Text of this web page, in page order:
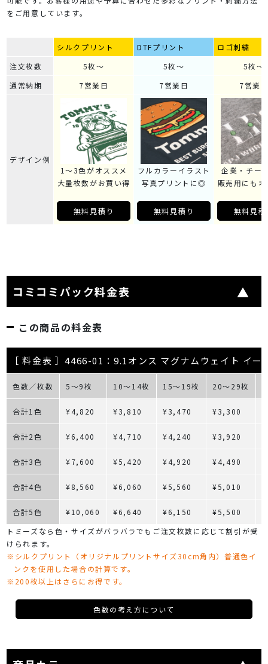
をご用意しています。
シルクプリント DTFプリント
ロゴ刺繍
注文枚数
5枚～ 5枚～
5枚～
通常納期
7営業日 7営業日 7営業
デザイン例
1～3色がオススメ
大量枚数がお買い得
無料見積り
フルカラーイラスト
写真プリントに◎
無料見積り
企業・チー
販売用にも
無料見積
コミコミパック料金表
この商品の料金表
［ 料金表 ］4466-01：9.1オンス マグナムウェイト イー
色数／枚数 5～9枚 10～14枚 15～19枚 20～29枚
合計1色 ¥4,820 ¥3,810 ¥3,470 ¥3,300
合計2色 ¥6,400 ¥4,710 ¥4,240 ¥3,920
合計3色 ¥7,600 ¥5,420 ¥4,920 ¥4,490
合計4色 ¥8,560 ¥6,060 ¥5,560 ¥5,010
合計5色 ¥10,060 ¥6,640 ¥6,150 ¥5,500
トミーズなら色・サイズがバラバラでもご注文枚数に応じて割引が受
けられます。
※シルクプリント（オリジナルプリントサイズ30cm角内）普通色イ
ンクを使用した場合の計算です。
※200枚以上はさらにお得です。
色数の考え方について